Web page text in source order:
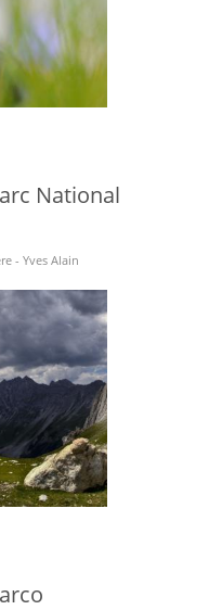
National
- Yves Alain